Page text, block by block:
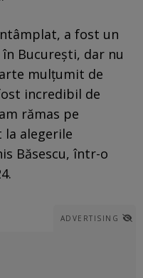
a fost un
Bucureşti, dar nu
mulţumit de
incredibil de
rămas pe
la alegerile
Băsescu, într-o
ADVERTISING